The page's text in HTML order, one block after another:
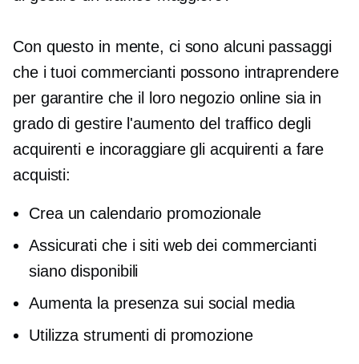
Con questo in mente, ci sono alcuni passaggi
che i tuoi commercianti possono intraprendere
per garantire che il loro negozio online sia in
grado di gestire l'aumento del traffico degli
acquirenti e incoraggiare gli acquirenti a fare
acquisti:
Crea un calendario promozionale
Assicurati che i siti web dei commercianti
siano disponibili
Aumenta la presenza sui social media
Utilizza strumenti di promozione